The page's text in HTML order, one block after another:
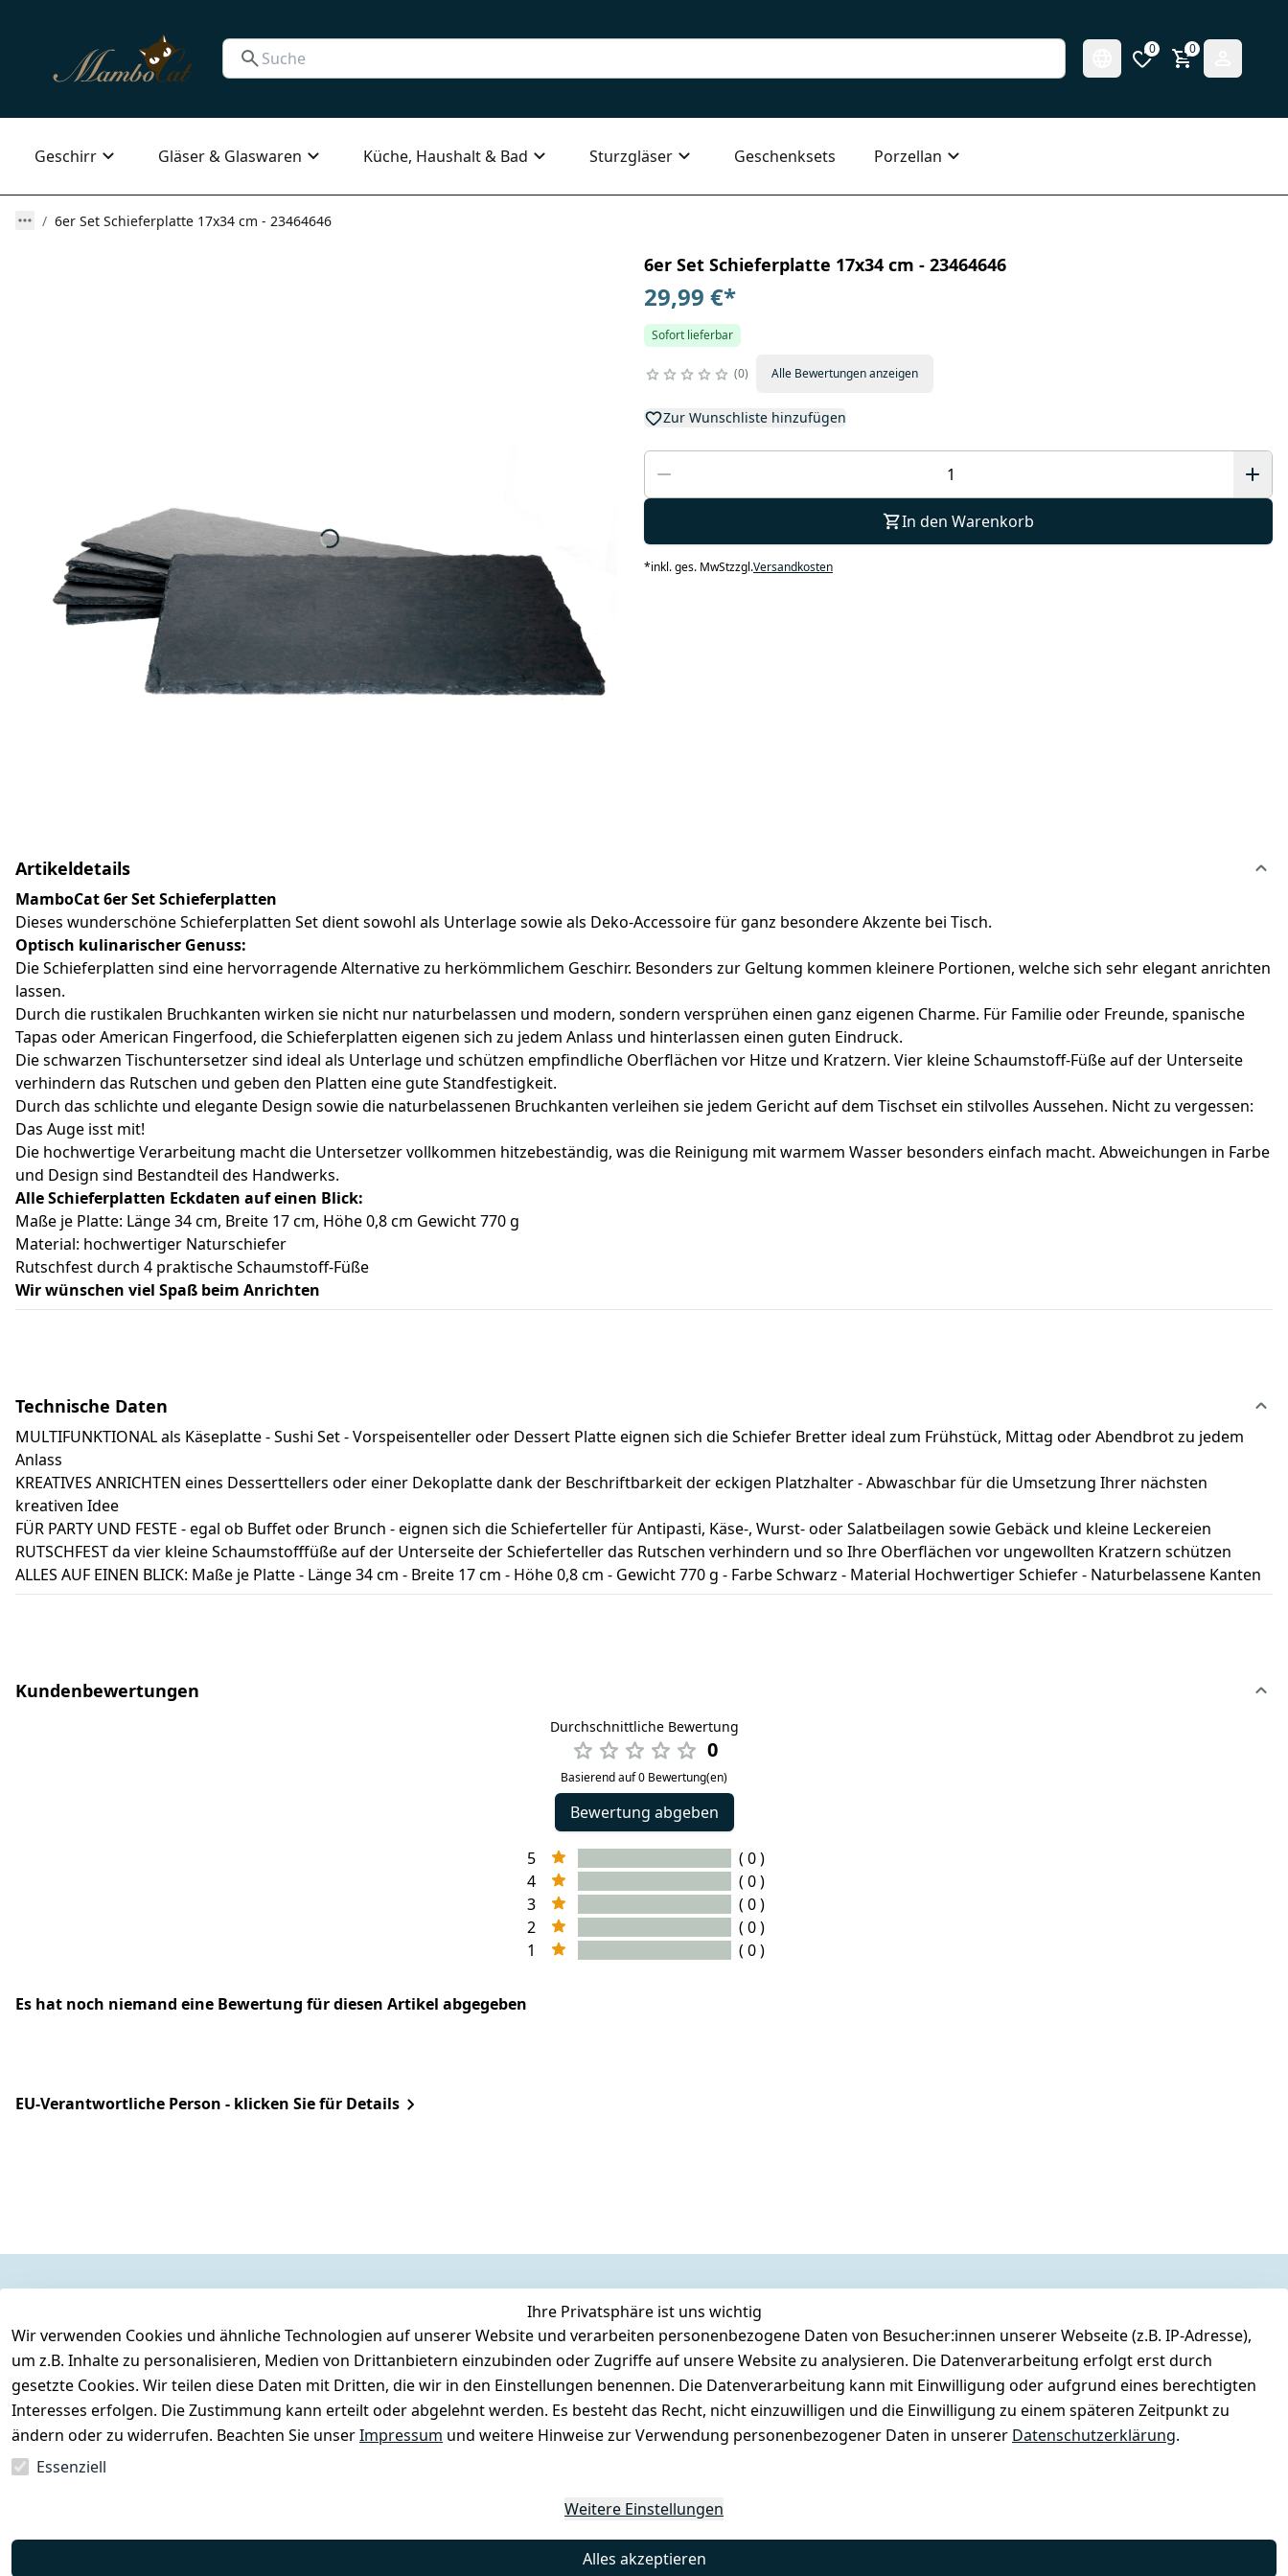
0 0
Geschirr Gläser & Glaswaren Küche, Haushalt & Bad Sturzgläser Geschenksets Porzellan
6er Set Schieferplatte 17x34 cm - 23464646
6er Set Schieferplatte 17x34 cm - 23464646
29,99 €*
Sofort lieferbar
0 Alle Bewertungen anzeigen
Zur Wunschliste hinzufügen
In den Warenkorb
*inkl. ges. MwStzzgl.Versandkosten
Artikeldetails
MamboCat 6er Set Schieferplatten
Dieses wunderschöne Schieferplatten Set dient sowohl als Unterlage sowie als Deko-Accessoire für ganz besondere Akzente bei Tisch.
Optisch kulinarischer Genuss:
Die Schieferplatten sind eine hervorragende Alternative zu herkömmlichem Geschirr. Besonders zur Geltung kommen kleinere Portionen, welche sich sehr elegant anrichten
lassen.
Durch die rustikalen Bruchkanten wirken sie nicht nur naturbelassen und modern, sondern versprühen einen ganz eigenen Charme. Für Familie oder Freunde, spanische
Tapas oder American Fingerfood, die Schieferplatten eigenen sich zu jedem Anlass und hinterlassen einen guten Eindruck.
Die schwarzen Tischuntersetzer sind ideal als Unterlage und schützen empfindliche Oberflächen vor Hitze und Kratzern. Vier kleine Schaumstoff-Füße auf der Unterseite
verhindern das Rutschen und geben den Platten eine gute Standfestigkeit.
Durch das schlichte und elegante Design sowie die naturbelassenen Bruchkanten verleihen sie jedem Gericht auf dem Tischset ein stilvolles Aussehen. Nicht zu vergessen:
Das Auge isst mit!
Die hochwertige Verarbeitung macht die Untersetzer vollkommen hitzebeständig, was die Reinigung mit warmem Wasser besonders einfach macht. Abweichungen in Farbe
und Design sind Bestandteil des Handwerks.
Alle Schieferplatten Eckdaten auf einen Blick:
Maße je Platte: Länge 34 cm, Breite 17 cm, Höhe 0,8 cm Gewicht 770 g
Material: hochwertiger Naturschiefer
Rutschfest durch 4 praktische Schaumstoff-Füße
Wir wünschen viel Spaß beim Anrichten
Technische Daten
MULTIFUNKTIONAL als Käseplatte - Sushi Set - Vorspeisenteller oder Dessert Platte eignen sich die Schiefer Bretter ideal zum Frühstück, Mittag oder Abendbrot zu jedem
Anlass
KREATIVES ANRICHTEN eines Desserttellers oder einer Dekoplatte dank der Beschriftbarkeit der eckigen Platzhalter - Abwaschbar für die Umsetzung Ihrer nächsten
kreativen Idee
FÜR PARTY UND FESTE - egal ob Buffet oder Brunch - eignen sich die Schieferteller für Antipasti, Käse-, Wurst- oder Salatbeilagen sowie Gebäck und kleine Leckereien
RUTSCHFEST da vier kleine Schaumstofffüße auf der Unterseite der Schieferteller das Rutschen verhindern und so Ihre Oberflächen vor ungewollten Kratzern schützen
ALLES AUF EINEN BLICK: Maße je Platte - Länge 34 cm - Breite 17 cm - Höhe 0,8 cm - Gewicht 770 g - Farbe Schwarz - Material Hochwertiger Schiefer - Naturbelassene Kanten
Kundenbewertungen
Durchschnittliche Bewertung
0
Basierend auf 0 Bewertung(en)
Bewertung abgeben
5
( 0 )
4
( 0 )
3
( 0 )
2
( 0 )
1
( 0 )
Es hat noch niemand eine Bewertung für diesen Artikel abgegeben
EU-Verantwortliche Person - klicken Sie für Details
Ihre Privatsphäre ist uns wichtig
Wir verwenden Cookies und ähnliche Technologien auf unserer Website und verarbeiten personenbezogene Daten von Besucher:innen unserer Webseite (z.B. IP-Adresse),
um z.B. Inhalte zu personalisieren, Medien von Drittanbietern einzubinden oder Zugriffe auf unsere Website zu analysieren. Die Datenverarbeitung erfolgt erst durch
gesetzte Cookies. Wir teilen diese Daten mit Dritten, die wir in den Einstellungen benennen. Die Datenverarbeitung kann mit Einwilligung oder aufgrund eines berechtigten
Interesses erfolgen. Die Zustimmung kann erteilt oder abgelehnt werden. Es besteht das Recht, nicht einzuwilligen und die Einwilligung zu einem späteren Zeitpunkt zu
ändern oder zu widerrufen. Beachten Sie unserImpressum und weitere Hinweise zur Verwendung personenbezogener Daten in unserer Datenschutzerklärung.
Essenziell
Weitere Einstellungen
Alles akzeptieren
AGB
Impressum
Barrierefreiheitserklärung
Widerrufsrecht
Kontakt
Registrieren